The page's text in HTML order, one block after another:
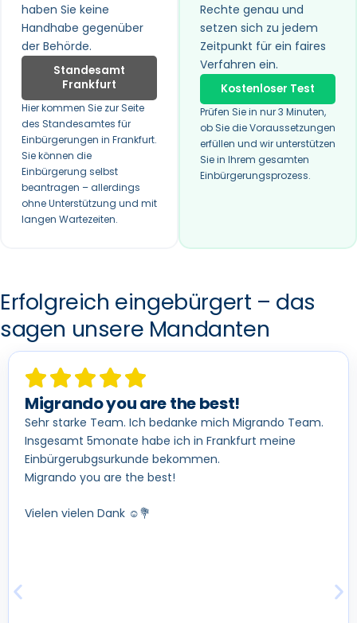
haben Sie keine
Handhabe gegenüber
der Behörde.
Standesamt
Frankfurt
Hier kommen Sie zur Seite
des Standesamtes für
Einbürgerungen in Frankfurt.
Sie können die
Einbürgerung selbst
beantragen – allerdings
ohne Unterstützung und mit
langen Wartezeiten.
Rechte genau und
setzen sich zu jedem
Zeitpunkt für ein faires
Verfahren ein.
Kostenloser Test
Prüfen Sie in nur 3 Minuten,
ob Sie die Voraussetzungen
erfüllen und wir unterstützen
Sie in Ihrem gesamten
Einbürgerungsprozess.
Erfolgreich eingebürgert – das
sagen unsere Mandanten
Migrando you are the best!
Sehr starke Team. Ich bedanke mich Migrando Team.
Insgesamt 5monate habe ich in Frankfurt meine
Einbürgerubgsurkunde bekommen.
Migrando you are the best!
Vielen vielen Dank ☺️💐